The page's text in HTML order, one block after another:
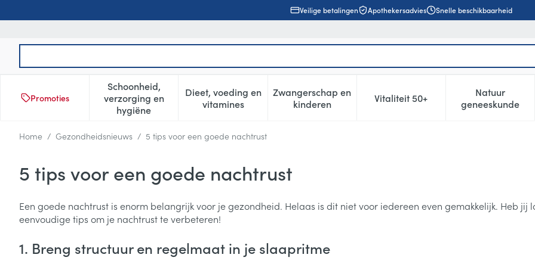
Veilige betalingen Apothekersadvies Snelle beschikbaarheid
Promoties
Schoonheid,
verzorging en
hygiëne
Toon submenu voor Schoonheid, verzorging en hygiëne categorie
Dieet, voeding en
vitaminesToon submenu voor Dieet, voeding en vitamines categorie
Zwangerschap en
kinderenToon submenu voor Zwangerschap en kinderen
Vitaliteit 50+Toon submenu voor Vitaliteit
Natuur
geneeskunde
Toon
Home / Gezondheidsnieuws / 5 tips voor een goede nachtrust
5 tips voor een goede nachtrust
Een goede nachtrust is enorm belangrijk voor je gezondheid. Helaas is dit niet voor iedereen even gemakkelijk. Heb
eenvoudige tips om je nachtrust te verbeteren!
1. Breng structuur en regelmaat in je slaapritme